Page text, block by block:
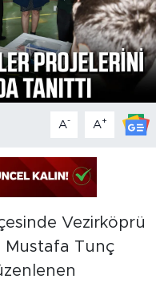
A- A+
Vezirköprü
Mustafa Tunç